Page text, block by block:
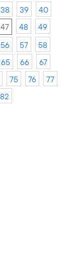
38 39
40
47 48
49
56 57
58
65 66
67
75 76
77
82